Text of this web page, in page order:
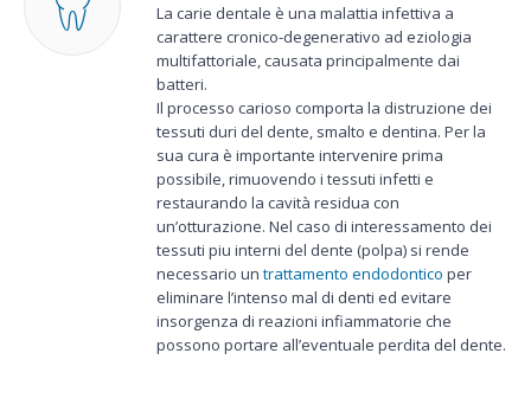
La carie dentale è una malattia infettiva a
carattere cronico-degenerativo ad eziologia
multifattoriale, causata principalmente dai
batteri.
Il processo carioso comporta la distruzione dei
tessuti duri del dente, smalto e dentina. Per la
sua cura è importante intervenire prima
possibile, rimuovendo i tessuti infetti e
restaurando la cavità residua con
un’otturazione. Nel caso di interessamento dei
tessuti piu interni del dente (polpa) si rende
necessario untrattamento endodontico per
eliminare l’intenso mal di denti ed evitare
insorgenza di reazioni infiammatorie che
possono portare all’eventuale perdita del dente.